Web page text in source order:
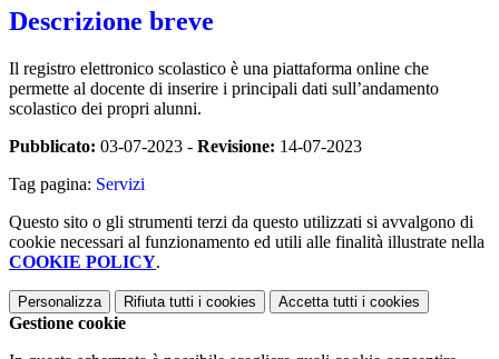
Descrizione breve
Il registro elettronico scolastico è una piattaforma online che
permette al docente di inserire i principali dati sull’andamento
scolastico dei propri alunni.
Pubblicato: 03-07-2023 - Revisione: 14-07-2023
Tag pagina: Servizi
Questo sito o gli strumenti terzi da questo utilizzati si avvalgono di
cookie necessari al funzionamento ed utili alle finalità illustrate nella
COOKIE POLICY.
Personalizza Rifiuta tutti i cookies Accetta tutti i cookies
Gestione cookie